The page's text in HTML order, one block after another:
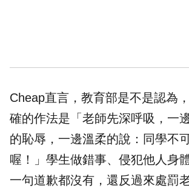
Cheap直言，教育部是不是認為
確的作法是「老師先深呼吸，一
的恥辱，一邊溫柔的說：同學不
喔！」學生做錯事、侵犯他人身
一句道歉都沒有，還反過來處罰